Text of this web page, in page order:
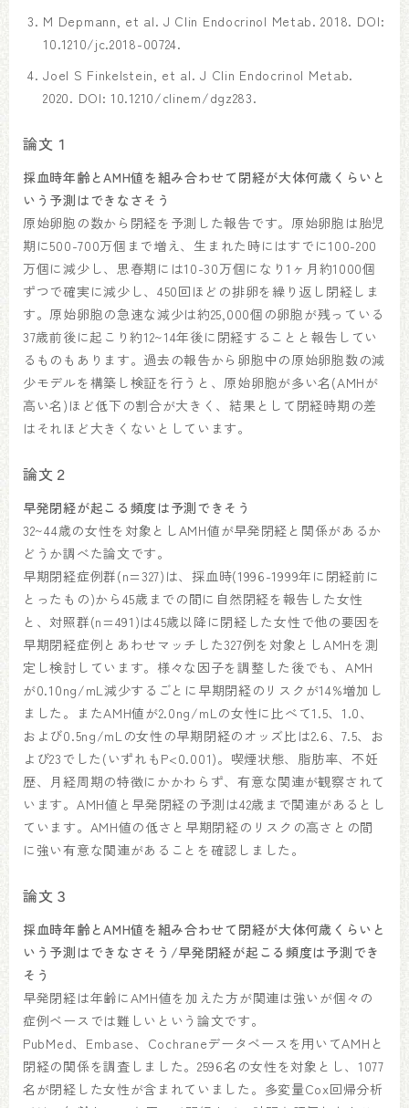
M Depmann, et al. J Clin Endocrinol Metab. 2018. DOI:
10.1210/jc.2018-00724.
Joel S Finkelstein, et al. J Clin Endocrinol Metab.
2020. DOI: 10.1210/clinem/dgz283.
論文１
採血時年齢とAMH値を組み合わせて閉経が大体何歳くらいと
いう予測はできなさそう
原始卵胞の数から閉経を予測した報告です。原始卵胞は胎児
期に500-700万個まで増え、生まれた時にはすでに100-200
万個に減少し、思春期には10-30万個になり1ヶ月約1000個
ずつで確実に減少し、450回ほどの排卵を繰り返し閉経しま
す。原始卵胞の急速な減少は約25,000個の卵胞が残っている
37歳前後に起こり約12~14年後に閉経することと報告してい
るものもあります。過去の報告から卵胞中の原始卵胞数の減
少モデルを構築し検証を行うと、原始卵胞が多い名(AMHが
高い名)ほど低下の割合が大きく、結果として閉経時期の差
はそれほど大きくないとしています。
論文２
早発閉経が起こる頻度は予測できそう
32~44歳の女性を対象としAMH値が早発閉経と関係があるか
どうか調べた論文です。
早期閉経症例群(n=327)は、採血時(1996-1999年に閉経前に
とったもの)から45歳までの間に自然閉経を報告した女性
と、対照群(n=491)は45歳以降に閉経した女性で他の要因を
早期閉経症例とあわせマッチした327例を対象としAMHを測
定し検討しています。様々な因子を調整した後でも、AMH
が0.10ng/mL減少するごとに早期閉経のリスクが14%増加し
ました。またAMH値が2.0ng/mLの女性に比べて1.5、1.0、
および0.5ng/mLの女性の早期閉経のオッズ比は2.6、7.5、お
よび23でした(いずれもP<0.001)。喫煙状態、脂肪率、不妊
歴、月経周期の特徴にかかわらず、有意な関連が観察されて
います。AMH値と早発閉経の予測は42歳まで関連があるとし
ています。AMH値の低さと早期閉経のリスクの高さとの間
に強い有意な関連があることを確認しました。
論文３
採血時年齢とAMH値を組み合わせて閉経が大体何歳くらいと
いう予測はできなさそう/早発閉経が起こる頻度は予測でき
そう
早発閉経は年齢にAMH値を加えた方が関連は強いが個々の
症例ベースでは難しいという論文です。
PubMed、Embase、Cochraneデータベースを用いてAMHと
閉経の関係を調査しました。2596名の女性を対象とし、1077
名が閉経した女性が含まれていました。多変量Cox回帰分析